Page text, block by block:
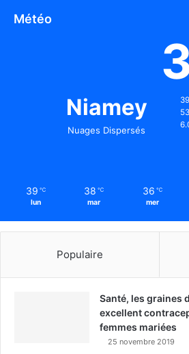
Météo
Niamey
Nuages Dispersés
39 ℃
lun
38 ℃
mar
36 ℃
mer
Populaire
Santé, les graines
excellent
femmes mariées
25 novembre 2019